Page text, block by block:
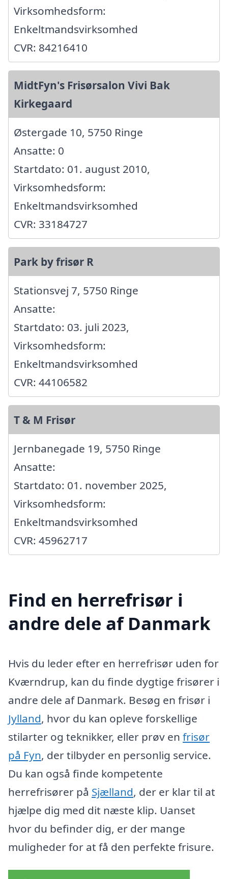
Virksomhedsform:
Enkeltmandsvirksomhed
CVR: 84216410
MidtFyn's Frisørsalon Vivi Bak
Kirkegaard
Østergade 10, 5750 Ringe
Ansatte: 0
Startdato: 01. august 2010,
Virksomhedsform:
Enkeltmandsvirksomhed
CVR: 33184727
Park by frisør R
Stationsvej 7, 5750 Ringe
Ansatte:
Startdato: 03. juli 2023,
Virksomhedsform:
Enkeltmandsvirksomhed
CVR: 44106582
T & M Frisør
Jernbanegade 19, 5750 Ringe
Ansatte:
Startdato: 01. november 2025,
Virksomhedsform:
Enkeltmandsvirksomhed
CVR: 45962717
Find en herrefrisør i
andre dele af Danmark
Hvis du leder efter en herrefrisør uden for
Kværndrup, kan du finde dygtige frisører i
andre dele af Danmark. Besøg en frisør i
Jylland, hvor du kan opleve forskellige
stilarter og teknikker, eller prøv en frisør
på Fyn, der tilbyder en personlig service.
Du kan også finde kompetente
herrefrisører på Sjælland, der er klar til at
hjælpe dig med dit næste klip. Uanset
hvor du befinder dig, er der mange
muligheder for at få den perfekte frisure.